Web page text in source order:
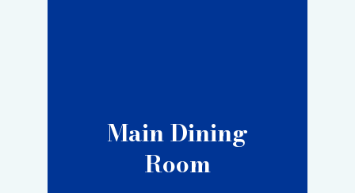
Main Dining
Room